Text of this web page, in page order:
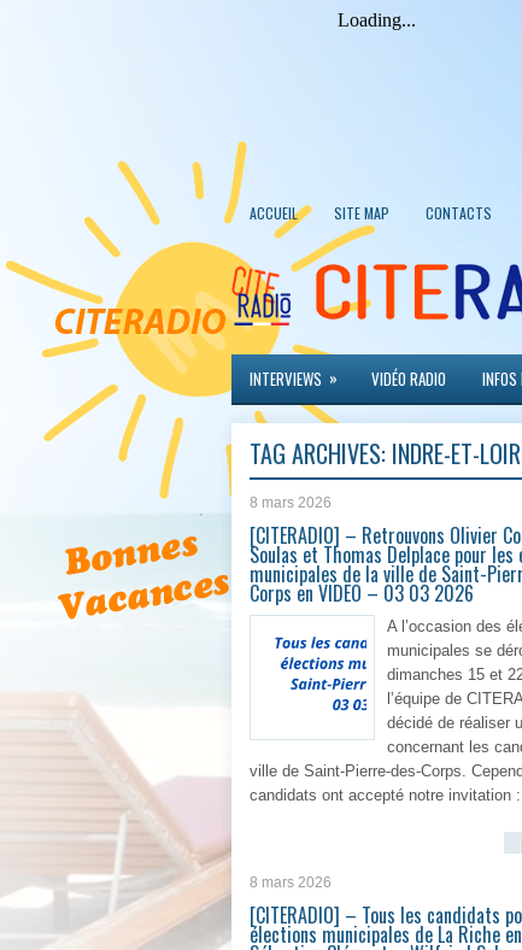
ACCUEIL SITE MAP CONTACTS
INTERVIEWS » VIDÉO RADIO INFOS
TAG ARCHIVES: INDRE-ET-
8 mars 2026
[CITERADIO] – Retrouvons Olivier
Soulas et Thomas Delplace pour les
municipales de la ville de Saint-
Corps en VIDEO – 03 03 2026
A l’occasion des
municipales se
dimanches 15 et
l’équipe de
décidé de réaliser
concernant les
ville de Saint-Pierre-des-Corps.
candidats ont accepté notre invitation :
8 mars 2026
[CITERADIO] – Tous les candidats
élections municipales de La Riche